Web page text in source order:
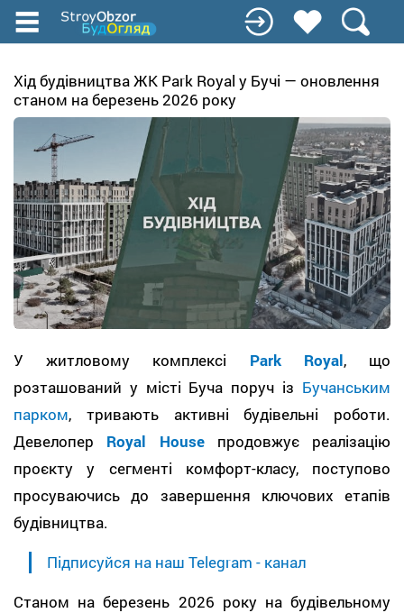
Перейти
до
вмісту
Хід будівництва ЖК Park Royal у Бучі — оновлення
станом на березень 2026 року
У житловому комплексі Park Royal, що
розташований у місті Буча поруч із Бучанським
парком, тривають активні будівельні роботи.
Девелопер Royal House
продовжує реалізацію
проєкту у сегменті комфорт-класу, поступово
просуваючись до завершення ключових етапів
будівництва.
Підписуйся на наш Telegram - канал
Станом на березень 2026 року на будівельному